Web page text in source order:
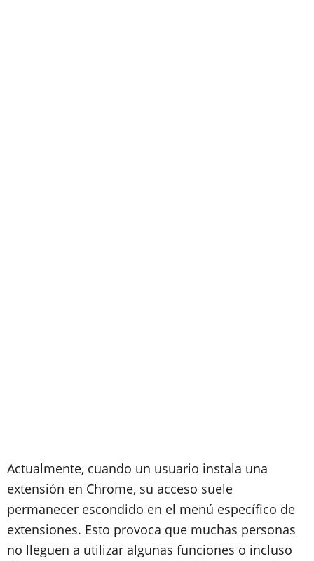
Actualmente, cuando un usuario instala una
extensión en Chrome, su acceso suele
permanecer escondido en el menú específico de
extensiones. Esto provoca que muchas personas
no lleguen a utilizar algunas funciones o incluso